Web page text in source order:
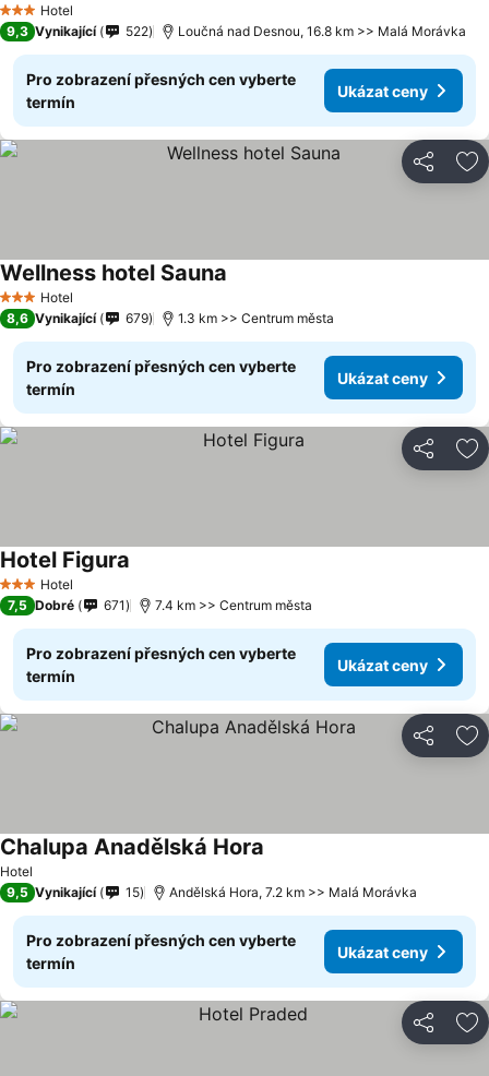
3 Počet hvězdiček
Hotel
9,3 Vynikající 522 Loučná nad Desnou, 16.8 km >> Malá Morávka
Pro zobrazení přesných cen vyberte
termín
Ukázat ceny
Sdílet
3 Počet hvězdiček
Hotel
Wellness hotel Sauna
8,6 Vynikající 679 1.3 km >> Centrum města
Pro zobrazení přesných cen vyberte
termín
Ukázat ceny
Sdílet
3 Počet hvězdiček
Hotel
Hotel Figura
7,5 Dobré 671 7.4 km >> Centrum města
Pro zobrazení přesných cen vyberte
termín
Ukázat ceny
Sdílet
Hotel
Chalupa Anadělská Hora
9,5 Vynikající 15 Andělská Hora, 7.2 km >> Malá Morávka
Pro zobrazení přesných cen vyberte
termín
Ukázat ceny
Sdílet